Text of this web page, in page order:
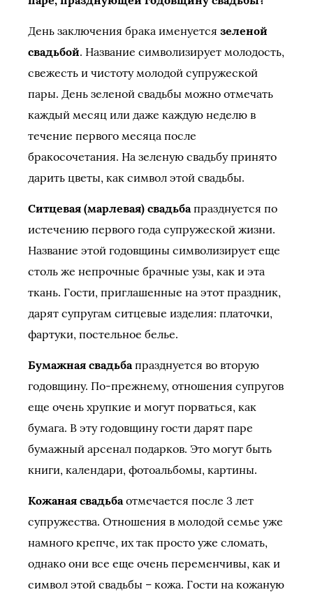
День заключения брака именуется зеленой
свадьбой. Название символизирует молодость,
свежесть и чистоту молодой супружеской
пары. День зеленой свадьбы можно отмечать
каждый месяц или даже каждую неделю в
течение первого месяца после
бракосочетания. На зеленую свадьбу принято
дарить цветы, как символ этой свадьбы.
Ситцевая (марлевая) свадьбапразднуется по
истечению первого года супружеской жизни.
Название этой годовщины символизирует еще
столь же непрочные брачные узы, как и эта
ткань. Гости, приглашенные на этот праздник,
дарят супругам ситцевые изделия: платочки,
фартуки, постельное белье.
Бумажная свадьбапразднуется во вторую
годовщину. По-прежнему, отношения супругов
еще очень хрупкие и могут порваться, как
бумага. В эту годовщину гости дарят паре
бумажный арсенал подарков. Это могут быть
книги, календари, фотоальбомы, картины.
Кожаная свадьбаотмечается после 3 лет
супружества. Отношения в молодой семье уже
намного крепче, их так просто уже сломать,
однако они все еще очень переменчивы, как и
символ этой свадьбы – кожа. Гости на кожаную